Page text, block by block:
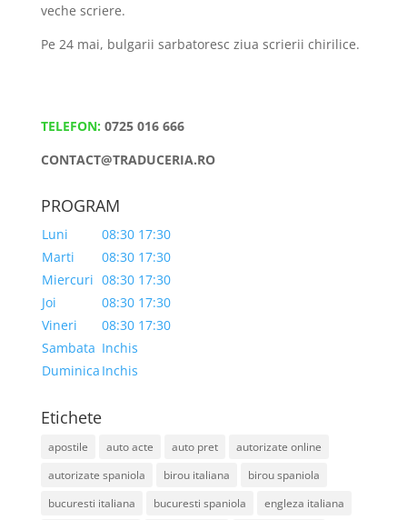
veche scriere.
Pe 24 mai, bulgarii sarbatoresc ziua scrierii chirilice.
TELEFON: 0725 016 666
CONTACT@TRADUCERIA.RO
PROGRAM
Luni
08:30 17:30
Marti
08:30 17:30
Miercuri 08:30 17:30
Joi
08:30 17:30
Vineri
08:30 17:30
Sambata Inchis
Duminica Inchis
Etichete
apostile auto acte auto pret
autorizate online
autorizate spaniola
birou italiana
birou spaniola
bucuresti italiana
bucuresti spaniola
engleza italiana